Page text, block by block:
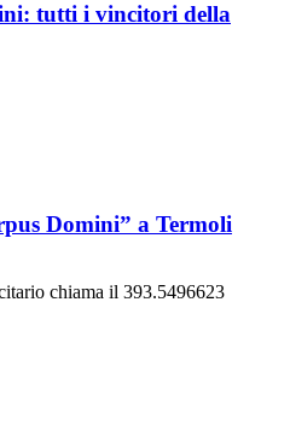
tutti i vincitori della
Domini” a Termoli
chiama il 393.5496623